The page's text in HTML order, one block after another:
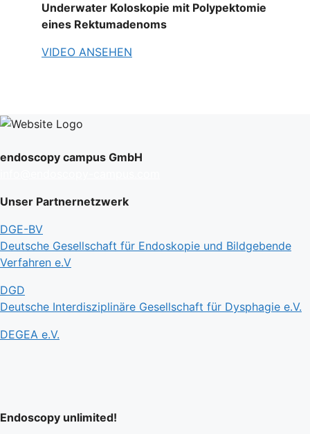
Underwater Koloskopie mit Polypektomie
eines Rektumadenoms
VIDEO ANSEHEN
endoscopy campus GmbH
Unser Partnernetzwerk
DGE-BV
Deutsche Gesellschaft für Endoskopie und Bildgebende
Verfahren e.V
DGD
Deutsche Interdisziplinäre Gesellschaft für Dysphagie e.V.
DEGEA e.V.
Endoscopy unlimited!